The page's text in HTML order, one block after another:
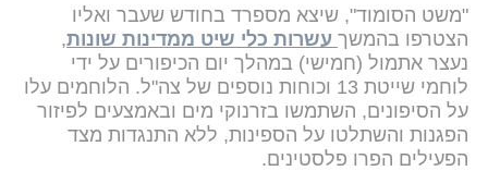
"משט הסומוד", שיצא מספרד בחודש שעבר ואליו
הצטרפו בהמשך עשרות כלי שיט ממדינות שונות,
נעצר אתמול (חמישי) במהלך יום הכיפורים על ידי
לוחמי שייטת 13 וכוחות נוספים של צה"ל. הלוחמים עלו
על הסיפונים, השתמשו בזרנוקי מים ובאמצעים לפיזור
הפגנות והשתלטו על הספינות, ללא התנגדות מצד
הפעילים הפרו פלסטינים.